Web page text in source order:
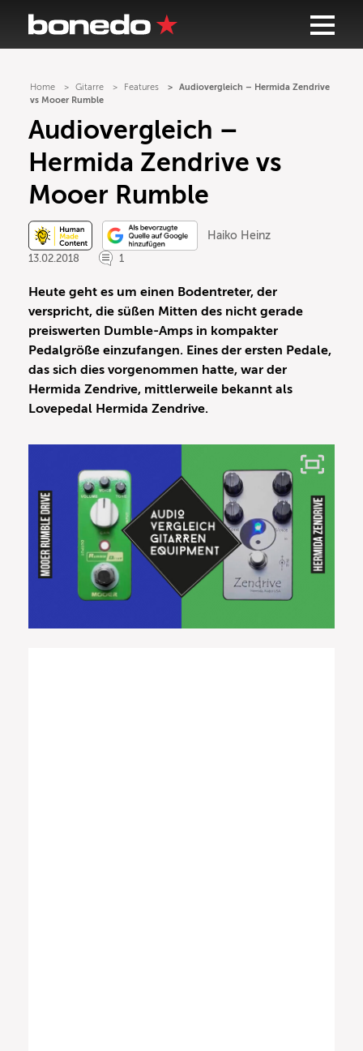
Home Gitarre Features
Audiovergleich – Hermida Zendrive
vs Mooer Rumble
Audiovergleich –
Hermida Zendrive vs
Mooer Rumble
Haiko Heinz
13.02.2018
1
Heute geht es um einen Bodentreter, der
verspricht, die süßen Mitten des nicht gerade
preiswerten Dumble-Amps in kompakter
Pedalgröße einzufangen. Eines der ersten Pedale,
das sich dies vorgenommen hatte, war der
Hermida Zendrive, mittlerweile bekannt als
Lovepedal Hermida Zendrive.